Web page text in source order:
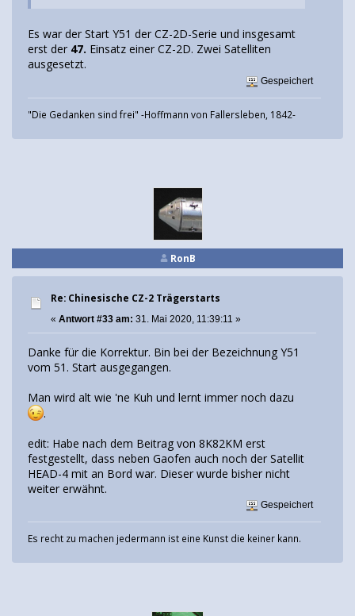
Es war der Start Y51 der CZ-2D-Serie und insgesamt
erst der 47. Einsatz einer CZ-2D. Zwei Satelliten
ausgesetzt.
Gespeichert
"Die Gedanken sind frei" -Hoffmann von Fallersleben, 1842-
RonB
Re: Chinesische CZ-2 Trägerstarts
« Antwort #33 am: 31. Mai 2020, 11:39:11 »
Danke für die Korrektur. Bin bei der Bezeichnung Y51
vom 51. Start ausgegangen.
Man wird alt wie 'ne Kuh und lernt immer noch dazu
.
edit: Habe nach dem Beitrag von 8K82KM erst
festgestellt, dass neben Gaofen auch noch der Satellit
HEAD-4 mit an Bord war. Dieser wurde bisher nicht
weiter erwähnt.
Gespeichert
Es recht zu machen jedermann ist eine Kunst die keiner kann.